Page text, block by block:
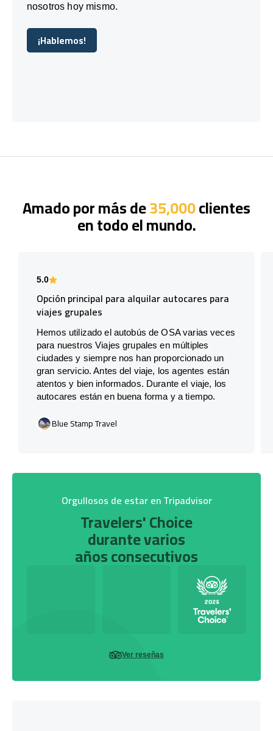
nosotros hoy mismo.
¡Hablemos!
¡Hablemos!
Amado por más de35,000clientes
en todo el mundo.
5.0
Opción principal para alquilar autocares para
viajes grupales
Hemos utilizado el autobús de OSA varias veces
para nuestros Viajes grupales en múltiples
ciudades y siempre nos han proporcionado un
gran servicio. Antes del viaje, los agentes están
atentos y bien informados. Durante el viaje, los
autocares están en buena forma y a tiempo.
Blue Stamp Travel
Orgullosos de estar en Tripadvisor
Travelers' Choice
durante varios
años consecutivos
Ver reseñas